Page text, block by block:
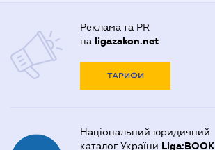
Реклама та PR
на ligazakon.net
ТАРИФИ
Національний юридичний
каталог України Liga:BOOK